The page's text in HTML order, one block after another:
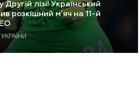
лізі! Український
розкішний мʼяч на 11-й